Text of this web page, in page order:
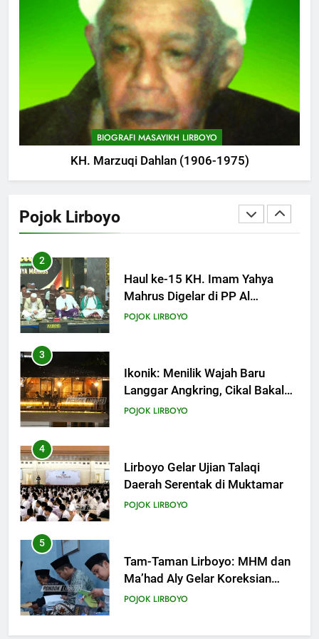
BIOGRAFI MASAYIKH LIRBOYO
KH. Marzuqi Dahlan (1906-1975)
Pojok Lirboyo
Bersama Kapolda Jawa Timur
POJOK LIRBOYO
Haul Ke-11 Almarhum
Almaghfurlah KH. M. Abdul Aziz
Manshur
POJOK LIRBOYO
Haul ke-15 KH. Imam Yahya
Mahrus Digelar di PP Al
3
Ikonik: Menilik Wajah Baru
Langgar Angkring, Cikal Bakal
Ponpes Lirboyo yang Selesai
POJOK LIRBOYO
4
Lirboyo Gelar Ujian Talaqi
Daerah Serentak di Muktamar
POJOK LIRBOYO
5
Tam-Taman Lirboyo: MHM dan
Ma’had Aly Gelar Koreksian
Kitab Semester Ganjil
POJOK LIRBOYO
6
Mudir Aam Ma’had Aly
Sampaikan Pentingnya
Mempelajari Ilmu Hadis Dalam
POJOK LIRBOYO